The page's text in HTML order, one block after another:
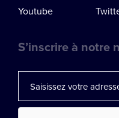
Youtube
S’inscrire à notre